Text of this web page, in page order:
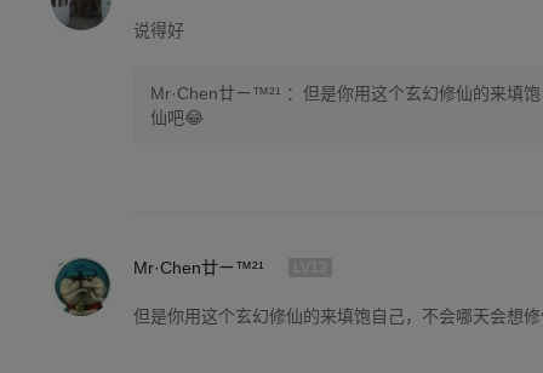
说得好
Mr·Chen廿ㄧ™²¹ ：但是你用这个玄幻修仙的来填
仙吧😂
Mr·Chen廿ㄧ™²¹
但是你用这个玄幻修仙的来填饱自己，不会哪天会想